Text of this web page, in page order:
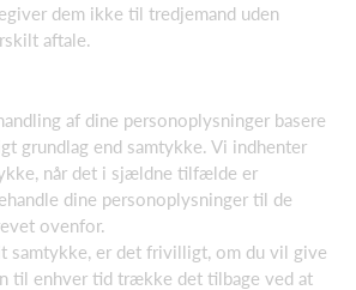
dem ikke til tredjemand uden
aftale.
af dine personoplysninger basere
grundlag end samtykke. Vi indhenter
når det i sjældne tilfælde er
dine personoplysninger til de
ovenfor.
samtykke, er det frivilligt, om du vil give
til enhver tid trække det tilbage ved at